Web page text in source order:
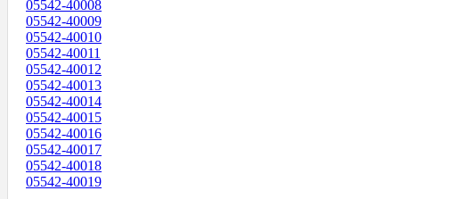
05542-40008
05542-40009
05542-40010
05542-40011
05542-40012
05542-40013
05542-40014
05542-40015
05542-40016
05542-40017
05542-40018
05542-40019